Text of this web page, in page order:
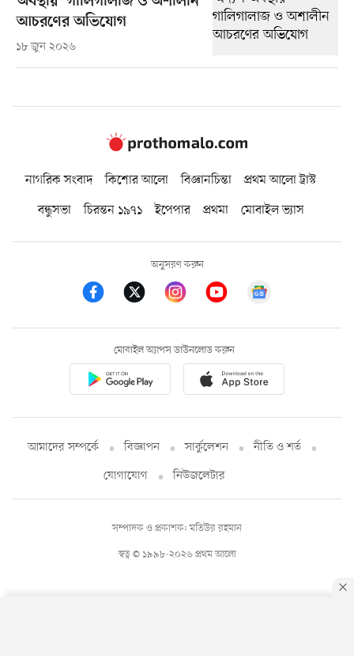
আচরণের অভিযোগ
১৮ জুন ২০২৬
নাগরিক সংবাদ কিশোর আলো বিজ্ঞানচিন্তা
প্রথম আলো ট্রাস্ট
বন্ধুসভা
চিরন্তন ১৯৭১ ইপেপার প্রথমা মোবাইল ভ্যাস
অনুসরণ করুন
মোবাইল অ্যাপস ডাউনলোড করুন
আমাদের সম্পর্কে বিজ্ঞাপন সার্কুলেশন
নীতি ও শর্ত
যোগাযোগ
নিউজলেটার
স্বত্ব © ১৯৯৮-২০২৬ প্রথম আলো
সম্পাদক ও প্রকাশক: মতিউর রহমান